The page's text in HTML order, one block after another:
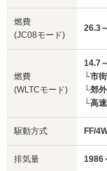
燃費
(JC08モード)
26.3
燃費
(WLTCモード)
14.7
└市
└郊
└高
駆動方式 FF/
排気量 1986